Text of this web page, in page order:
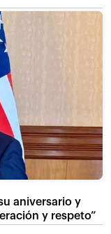
aniversario y
y respeto”